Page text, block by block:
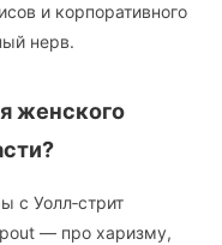
и корпоративного
нерв.
женского
с Уолл‑стрит
— про харизму,